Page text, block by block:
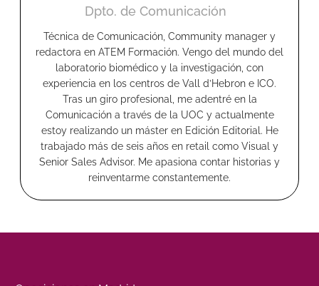
Dpto. de Comunicación
Técnica de Comunicación, Community manager y
redactora en ATEM Formación. Vengo del mundo del
laboratorio biomédico y la investigación, con
experiencia en los centros de Vall d’Hebron e ICO.
Tras un giro profesional, me adentré en la
Comunicación a través de la UOC y actualmente
estoy realizando un máster en Edición Editorial. He
trabajado más de seis años en retail como Visual y
Senior Sales Advisor. Me apasiona contar historias y
reinventarme constantemente.